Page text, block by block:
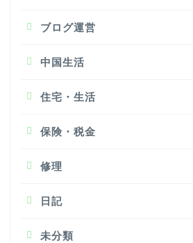
ブログ運営
中国生活
住宅・生活
保険・税金
修理
日記
未分類